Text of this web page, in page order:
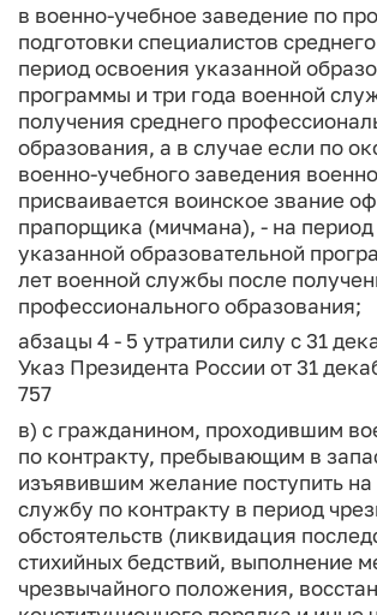
в военно-учебное заведение по
подготовки специалистов
период освоения указанной
программы и три года военной
получения среднего
образования, а в случае если по
военно-учебного заведения
присваивается воинское звание
прапорщика (мичмана), - на период
указанной образовательной
лет военной службы после
профессионального образования;
абзацы 4 - 5 утратили силу с 31
Указ Президента России от 31
757
в) с гражданином, проходившим
по контракту, пребывающим в
изъявившим желание поступить
службу по контракту в период
обстоятельств (ликвидация
стихийных бедствий, выполнение
чрезвычайного положения,